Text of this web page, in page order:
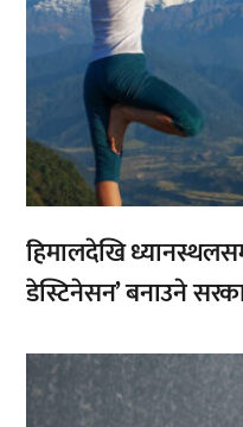
हिमालदेखि
डेस्टिनेसन’ बनाउने